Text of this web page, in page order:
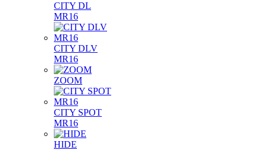
CITY DL
MR16
CITY DLV
MR16
ZOOM
CITY SPOT
MR16
HIDE